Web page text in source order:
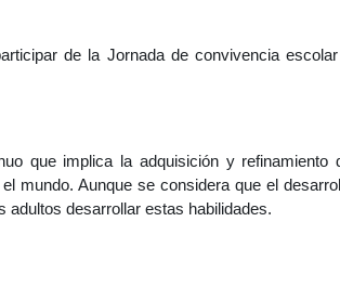
de la Jornada de convivencia
que implica la adquisición y refinamiento
mundo. Aunque se considera que el
adultos desarrollar estas habilidades.